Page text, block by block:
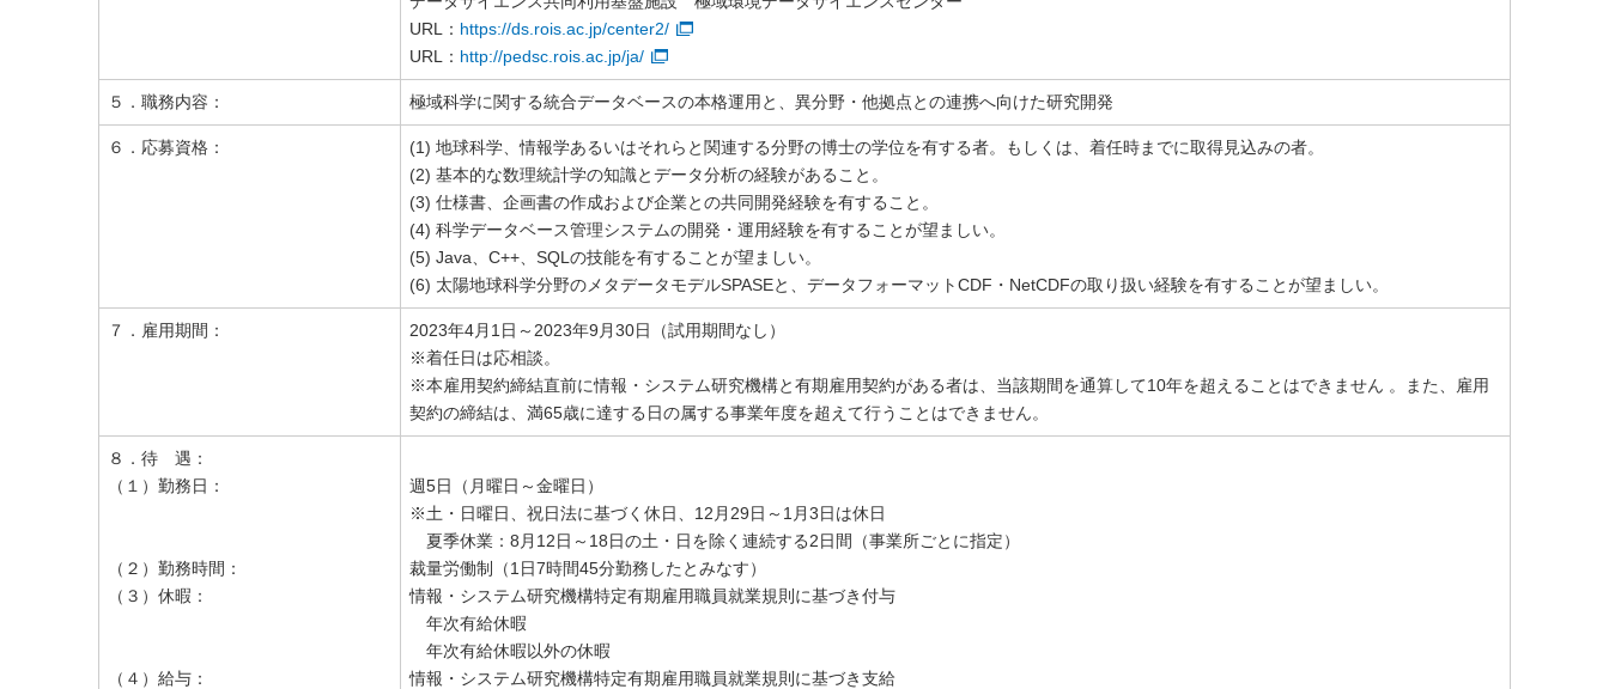
URL： https://ds.rois.ac.jp/center2/
URL： http://pedsc.rois.ac.jp/ja/
５．職務内容： 極域科学に関する統合データベースの本格運用と、異分野・他拠点との連携へ向けた研究開発
６．応募資格：
(1) 地球科学、情報学あるいはそれらと関連する分野の博士の学位を有する者。もしくは、着任時までに取得見込みの者。
(2) 基本的な数理統計学の知識とデータ分析の経験があること。
(3) 仕様書、企画書の作成および企業との共同開発経験を有すること。
(4) 科学データベース管理システムの開発・運用経験を有することが望ましい。
(5) Java、C++、SQLの技能を有することが望ましい。
(6) 太陽地球科学分野のメタデータモデルSPASEと、データフォーマットCDF・NetCDFの取り扱い経験を有することが望ましい。
７．雇用期間：
2023年4月1日～2023年9月30日（試用期間なし）
※着任日は応相談。
※本雇用契約締結直前に情報・システム研究機構と有期雇用契約がある者は、当該期間を通算して10年を超えることはできません 。また、雇用
契約の締結は、満65歳に達する日の属する事業年度を超えて行うことはできません。
８．待 遇：
（１）勤務日：
（２）勤務時間：
（３）休暇：
（４）給与：
週5日（月曜日～金曜日）
※土・日曜日、祝日法に基づく休日、12月29日～1月3日は休日
夏季休業：8月12日～18日の土・日を除く連続する2日間（事業所ごとに指定）
裁量労働制（1日7時間45分勤務したとみなす）
情報・システム研究機構特定有期雇用職員就業規則に基づき付与
年次有給休暇
年次有給休暇以外の休暇
情報・システム研究機構特定有期雇用職員就業規則に基づき支給